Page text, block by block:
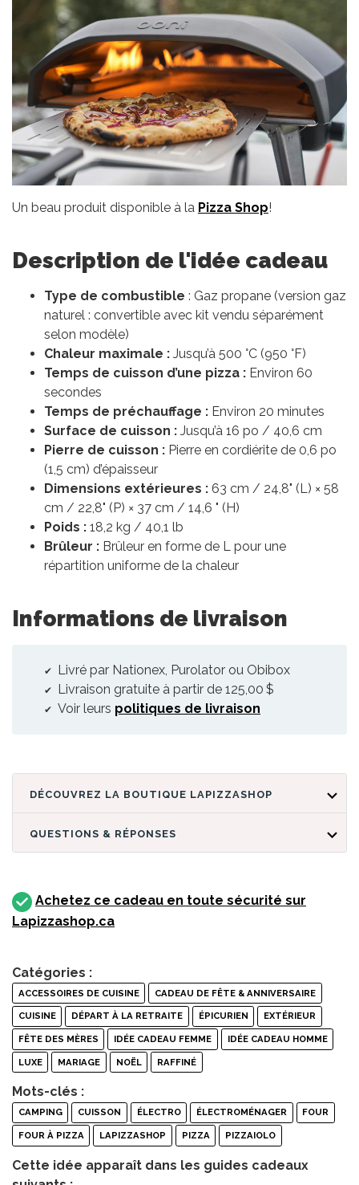
Un beau produit disponible à la Pizza Shop!
Description de l'idée cadeau
Type de combustible : Gaz propane (version gaz
naturel : convertible avec kit vendu séparément
selon modèle)
Chaleur maximale : Jusqu’à 500 °C (950 °F)
Temps de cuisson d’une pizza : Environ 60
secondes
Temps de préchauffage : Environ 20 minutes
Surface de cuisson : Jusqu’à 16 po / 40,6 cm
Pierre de cuisson : Pierre en cordiérite de 0,6 po
(1,5 cm) d’épaisseur
Dimensions extérieures : 63 cm / 24,8" (L) × 58
cm / 22,8" (P) × 37 cm / 14,6 " (H)
Poids : 18,2 kg / 40,1 lb
Brûleur : Brûleur en forme de L pour une
répartition uniforme de la chaleur
Informations de livraison
Livré par Nationex, Purolator ou Obibox
Livraison gratuite à partir de 125,00 $
Voir leurs politiques de livraison
DÉCOUVREZ LA BOUTIQUE LAPIZZASHOP
QUESTIONS & RÉPONSES
Achetez ce cadeau en toute sécurité sur
Lapizzashop.ca
Catégories :
ACCESSOIRES DE CUISINE CADEAU DE FÊTE & ANNIVERSAIRE
CUISINE DÉPART À LA RETRAITE ÉPICURIEN EXTÉRIEUR
FÊTE DES MÈRES IDÉE CADEAU FEMME IDÉE CADEAU HOMME
LUXE MARIAGE NOËL RAFFINÉ
Mots-clés :
CAMPING CUISSON ÉLECTRO ÉLECTROMÉNAGER FOUR
FOUR À PIZZA LAPIZZASHOP PIZZA PIZZAIOLO
Cette idée apparaît dans les guides cadeaux